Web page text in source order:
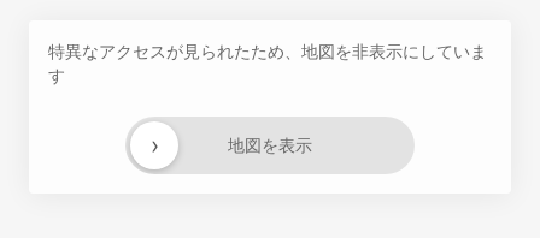
特異なアクセスが見られたため、地図を非表示にしていま
す
地図を表示
›